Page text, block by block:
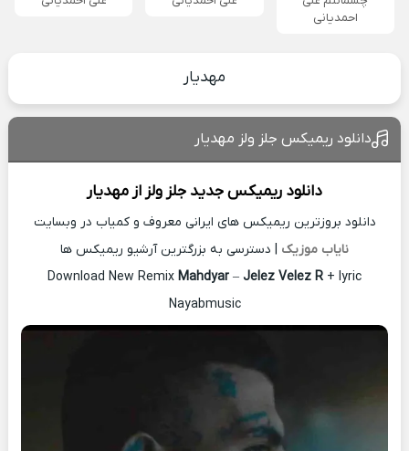
احمدیانی
مهدیار
دانلود ریمیکس جلز ولز مهدیار
دانلود ریمیکس جدید جلز ولز ازمهدیار
دانلود بروزترین ریمیکس های ایرانی معروف و کمیاب در وبسایت
نایاب موزیک | دسترسی به بزرگترین آرشیو ریمیکس ها
Download New Remix Mahdyar – Jelez Velez R + lyric
Nayabmusic